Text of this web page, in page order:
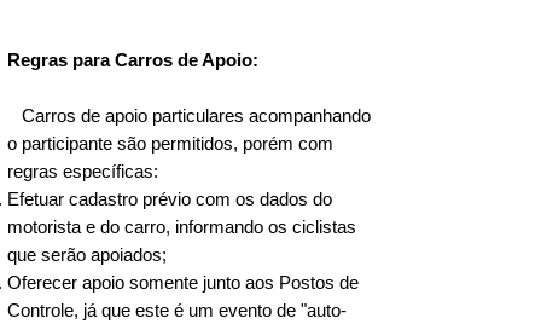
km- Rio Grande
Grande
74. ✅ Caroline Carneiro Balbela -  60 km -
Rio Grande
75. ✅ Diogo Irala - 120 km - Bagé
76. ✅ Ana Paula Rezena - 60 km - Dom
Pedrito
77. ✅ PAULA PAIVA LEITE JARDIM - 60
km - Bagé
Regras para Carros de Apoio:
Carros de apoio particulares acompanhando
o participante são permitidos, porém com
regras específicas:
Efetuar cadastro prévio com os dados do
motorista e do carro, informando os ciclistas
que serão apoiados;
Oferecer apoio somente junto aos Postos de
Controle, já que este é um evento de "auto-